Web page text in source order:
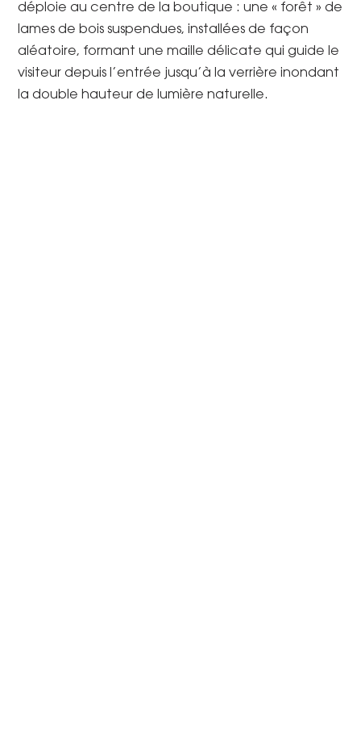
déploie au centre de la boutique : une « forêt » de
lames de bois suspendues, installées de façon
aléatoire, formant une maille délicate qui guide le
visiteur depuis l’entrée jusqu’à la verrière inondant
la double hauteur de lumière naturelle.